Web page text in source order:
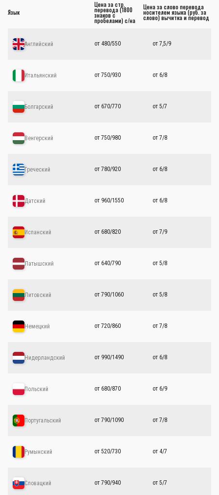
Язык
Цена за стр.
перевода (1800
знаков с
пробелами) с/на
Цена за слово перевода
носителем языка (руб. за
слово) вычитка и перевод
Английский от 480/550 от 7,5/9
Итальянский от 750/930 от 6/8
Болгарский от 670/770 от 5/7
Венгерский от 750/980 от 7/8
Греческий от 780/920 от 6/8
Датский от 960/1550 от 6/8
Испанский от 680/820 от 7/9
Латышский от 640/790 от 5/8
Литовский от 790/1060 от 5/8
Немецкий от 720/860 от 7/8
Нидерландский от 990/1490 от 6/8
Польский от 680/870 от 6/9
Португальский от 790/1090 от 7/8
Румынский от 520/730 от 4/7
Словацкий от 790/940 от 5/7